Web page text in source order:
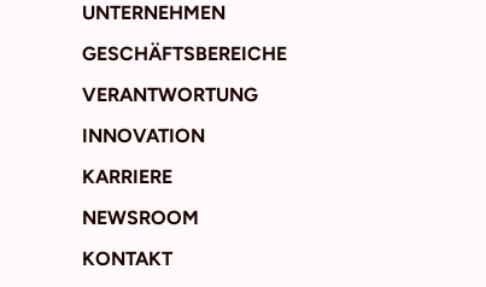
UNTERNEHMEN
GESCHÄFTSBEREICHE
VERANTWORTUNG
INNOVATION
KARRIERE
NEWSROOM
KONTAKT